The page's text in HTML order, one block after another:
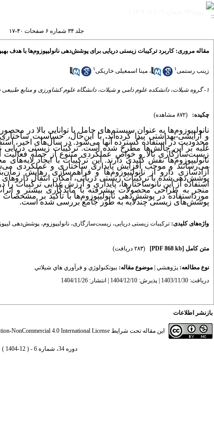
جلد ۳۴ شماره ۶ صفحات ۴۰-۱۷
مقاله مروری:‌ کاربرد ترکیبات زیستی دریایی برای پوشش‌دهی نانولیپوزوم‌ها با هدف
زینب رستمی۱ ، مینا اسمعیلی خاریکی۱
۱- گروه شیلات، دانشکده علوم دامی و شیلات، دانشگاه علوم کشاورزی و منابع طبیعی ساری، ساری، ایران
چکیده: (۸۷۲ مشاهده)
نانولیپوزوم‌ها به عنوان سیستم‌های حامل با توانایی بالا در
و آرایشی-بهداشتی پیدا کرده‌اند.با این‌حال، حساسیت
محدودیت در استفاده گسترده آنها می‌شود. در سال‌های اخیر،
غلبه بر این چالش‌ها مطرح شده است.ترکیبات زیستی دریایی
زیست‌سازگاری بالا و خواص عملکردی متنوع از جمله
نانولیپوزوم‌ها نقش کلیدی دارند. این ترکیبات با ایجاد
می‌رسانند و موجب افزایش پایداری ساختاری و عملکردی
آزادسازی دارو از نانولیپوزوم‌ها و فراهم‌سازی رهایش
پوشش‌دهی‌شده با ترکیبات زیستی دریایی، امکان انتقال
استفاده از این نانوساختارها، پایداری و ارزش غذایی
منجر به طراحی محصولات پیشرفته با ماندگاری بیشتر و
مورداستفاده در پوشش‌دهی نانولیپوزوم‌ها با تاکید بر
پوشش‌های زیستی چندلایه به طور جامع بررسی شده است.
واژه‌های کلیدی: ترکیبات زیستی دریایی، زیست‌سازگاری، نانولیپوزوم‌، پوشش‌دهی
متن کامل [PDF 868 kb] (۲۸۳ دریافت)
نوع مطالعه: پژوهشي موضوع مقاله: بيوتكنولوژي و فرآوري هاي شيلاتي
دریافت: 1403/11/30 | پذیرش: 1404/12/10 | انتشار: 1404/11/26
بازنشر اطلاعات
این مقاله تحت شرایط NonCommercial 4.0 International License
دوره 34، شماره 6 - ( 12-1404 )